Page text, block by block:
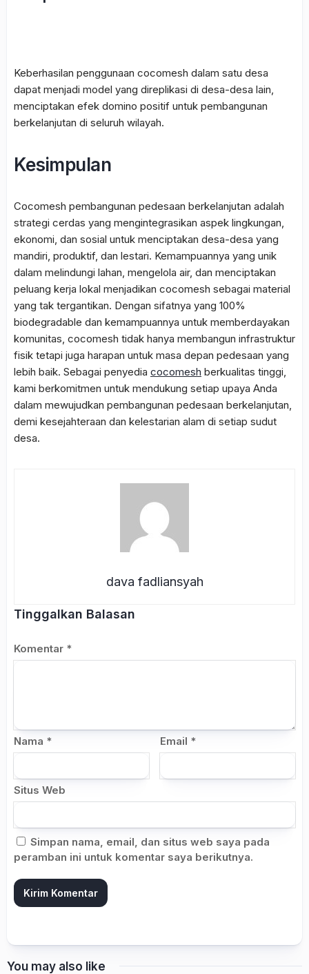
Keberhasilan penggunaan cocomesh dalam satu desa
dapat menjadi model yang direplikasi di desa-desa lain,
menciptakan efek domino positif untuk pembangunan
berkelanjutan di seluruh wilayah.
Kesimpulan
Cocomesh pembangunan pedesaan berkelanjutan adalah
strategi cerdas yang mengintegrasikan aspek lingkungan,
ekonomi, dan sosial untuk menciptakan desa-desa yang
mandiri, produktif, dan lestari. Kemampuannya yang unik
dalam melindungi lahan, mengelola air, dan menciptakan
peluang kerja lokal menjadikan cocomesh sebagai material
yang tak tergantikan. Dengan sifatnya yang 100%
biodegradable dan kemampuannya untuk memberdayakan
komunitas, cocomesh tidak hanya membangun infrastruktur
fisik tetapi juga harapan untuk masa depan pedesaan yang
lebih baik. Sebagai penyedia cocomesh berkualitas tinggi,
kami berkomitmen untuk mendukung setiap upaya Anda
dalam mewujudkan pembangunan pedesaan berkelanjutan
demi kesejahteraan dan kelestarian alam di setiap sudut
desa.
dava fadliansyah
Tinggalkan Balasan
Komentar *
Nama * Email *
Situs Web
Simpan nama, email, dan situs web saya pada
peramban ini untuk komentar saya berikutnya.
You may also like